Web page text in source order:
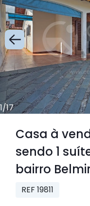
1/17
Casa à
sendo 1
bairro
REF 19811